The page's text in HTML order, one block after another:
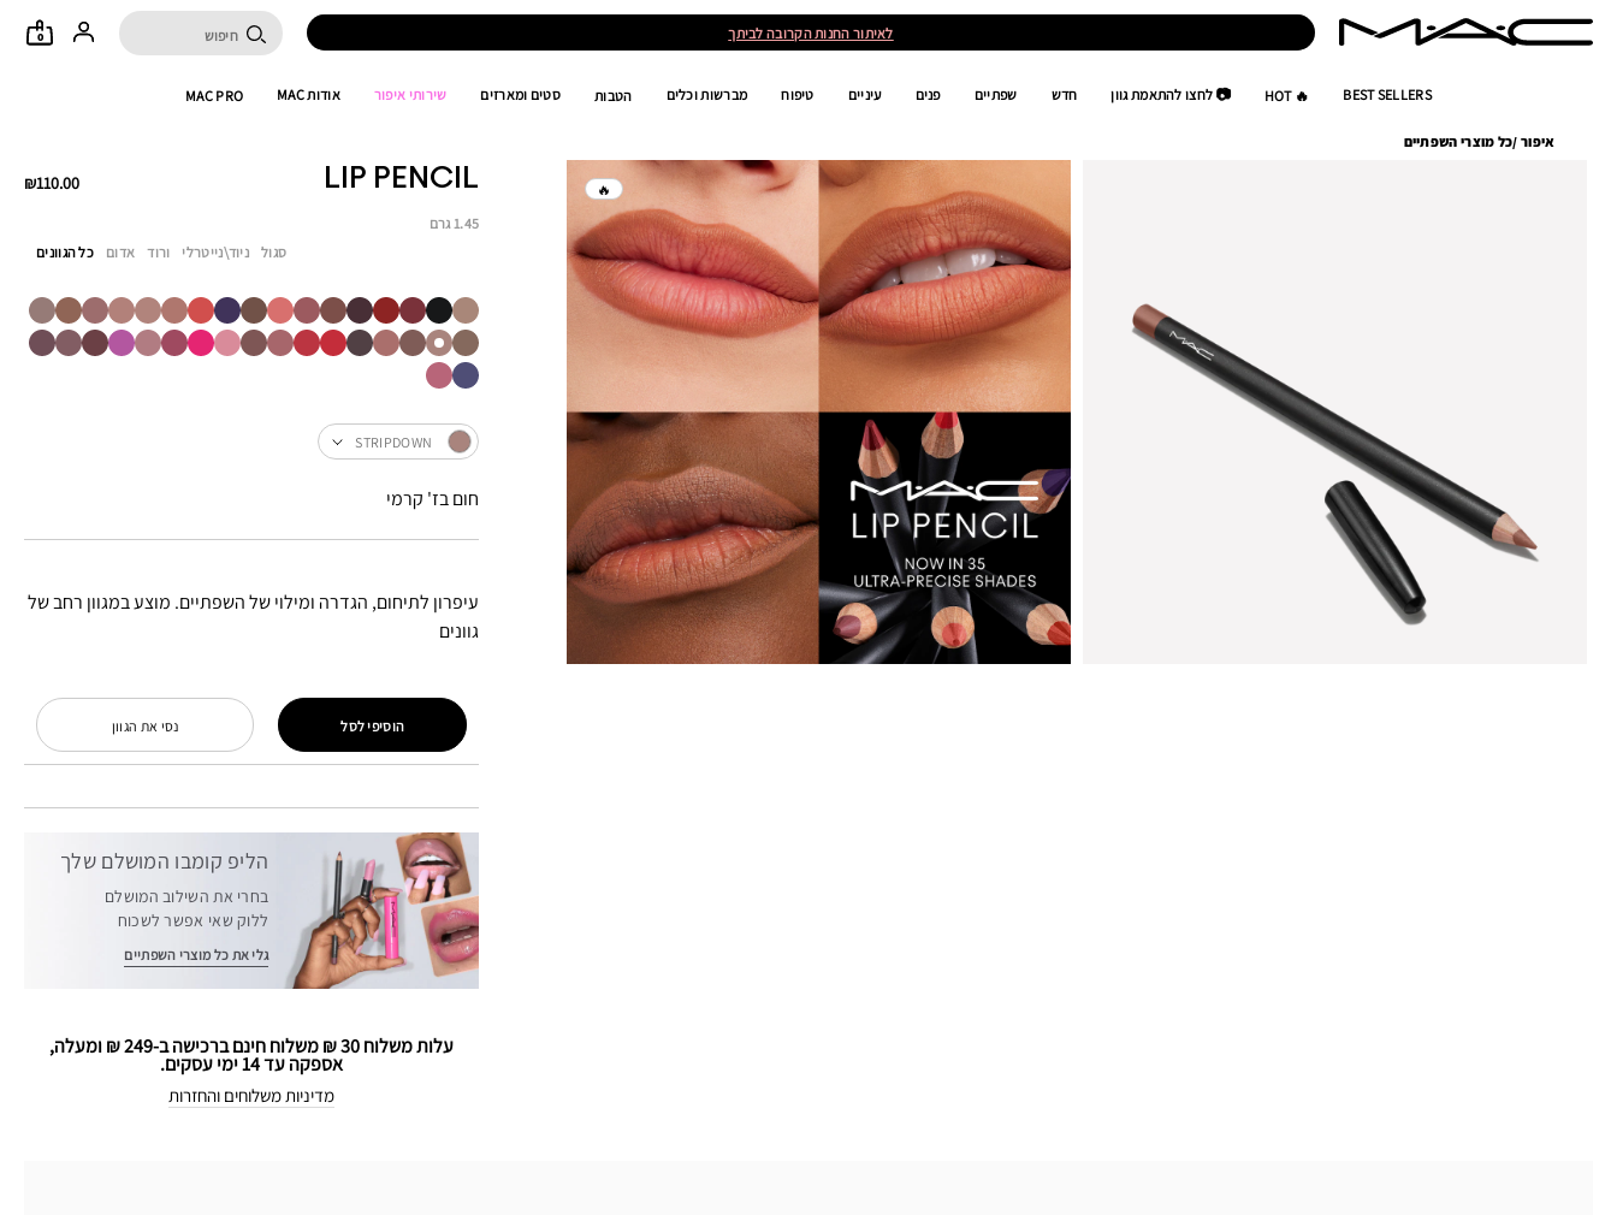
לאיתור החנות הקרובה לביתך 0
BEST SELLERS
🔥 HOT 📷 לחצו להתאמת גוון חדש שפתיים פנים עיניים טיפוח מברשות וכלים הטבות סטים ומארזים שירותי איפור אודות MAC MAC PRO
איפור /כל מוצרי השפתיים
🔥
LIP PENCIL
₪110.00
1.45 גרם
עיפרון לתיחום, הגדרה ומילוי של השפתיים. מוצע במגוון רחב של
גוונים
כל הגוונים אדום ורוד ניוד\נייטרלי סגול
STRIPDOWN
חום בז' קרמי
הליפ קומבו המושלם שלך
בחרי את השילוב המושלם
ללוק שאי אפשר לשכוח
גלי את כל מוצרי השפתיים
נסי את הגוון הוסיפי לסל
עלות משלוח 30 ₪ משלוח חינם ברכישה ב-249 ₪ ומעלה,
אספקה עד 14 ימי עסקים.
מדיניות משלוחים והחזרות